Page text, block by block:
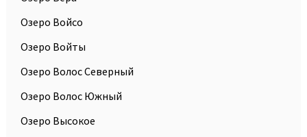
Озеро Войсо
Озеро Войты
Озеро Волос Северный
Озеро Волос Южный
Озеро Высокое